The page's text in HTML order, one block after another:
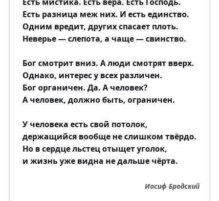
сколько дам на стакан лимонада.
Сколько раз я вернусь —
но уже не вернусь — словно дом запираю,
сколько дам я за грусть от кирпичной
трубы и собачьего лая.
Есть разница меж них. И есть единство.
Одним вредит, других спасает плоть.
Неверье — слепота, а чаще — свинство.
Бог смотрит вниз. А люди смотрят вверх.
Однако, интерес у всех различен.
Бог органичен. Да. А человек?
А человек, должно быть, ограничен.
У человека есть свой потолок,
держащийся вообще не слишком твёрдо.
Но в сердце льстец отыщет уголок,
и жизнь уже видна не дальше чёрта.
Иосиф Бродский